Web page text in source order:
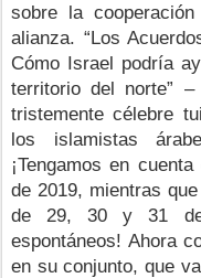
sobre la
alianza. “Los
Cómo Israel podría
territorio del norte” –
tristemente célebre
los islamistas
¡Tengamos en
de 2019, mientras
de 29, 30 y 31 de
espontáneos! Ahora
en su conjunto, que